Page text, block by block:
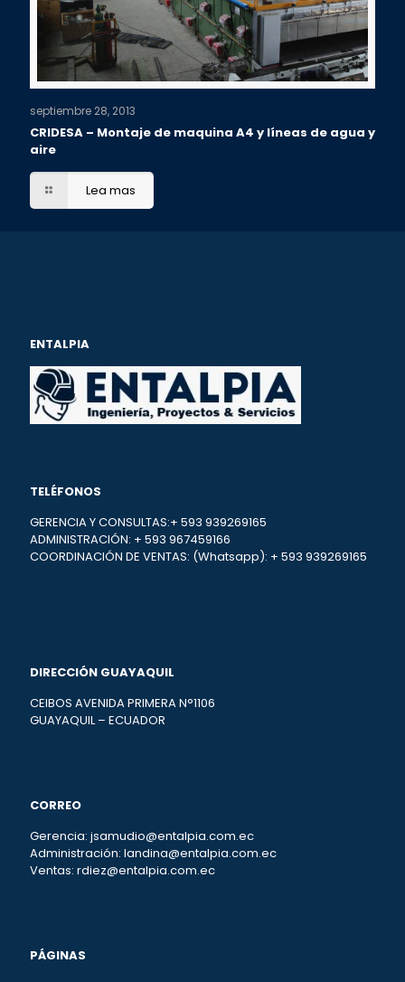
septiembre 28, 2013
CRIDESA – Montaje de maquina A4 y líneas de agua y
aire
Lea mas
ENTALPIA
TELÉFONOS
GERENCIA Y CONSULTAS:+ 593 939269165
ADMINISTRACIÓN: + 593 967459166
COORDINACIÓN DE VENTAS: (Whatsapp): + 593 939269165
DIRECCIÓN GUAYAQUIL
CEIBOS AVENIDA PRIMERA N°1106
GUAYAQUIL – ECUADOR
CORREO
Gerencia: jsamudio@entalpia.com.ec
Administración: landina@entalpia.com.ec
Ventas: rdiez@entalpia.com.ec
PÁGINAS